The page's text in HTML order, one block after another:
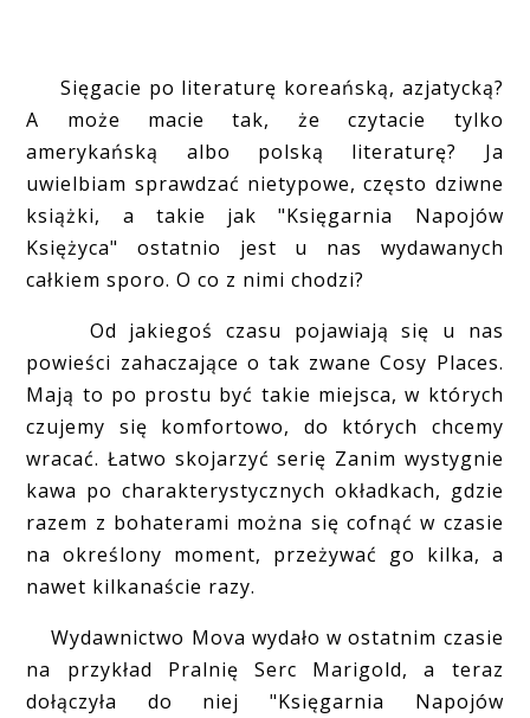
Sięgacie po literaturę koreańską, azjatycką?
A może macie tak, że czytacie tylko
amerykańską albo polską literaturę? Ja
uwielbiam sprawdzać nietypowe, często dziwne
książki, a takie jak "Księgarnia Napojów
Księżyca" ostatnio jest u nas wydawanych
całkiem sporo. O co z nimi chodzi?
Od jakiegoś czasu pojawiają się u nas
powieści zahaczające o tak zwane Cosy Places.
Mają to po prostu być takie miejsca, w których
czujemy się komfortowo, do których chcemy
wracać. Łatwo skojarzyć serię Zanim wystygnie
kawa po charakterystycznych okładkach, gdzie
razem z bohaterami można się cofnąć w czasie
na określony moment, przeżywać go kilka, a
nawet kilkanaście razy.
Wydawnictwo Mova wydało w ostatnim czasie
na przykład Pralnię Serc Marigold, a teraz
dołączyła do niej "Księgarnia Napojów